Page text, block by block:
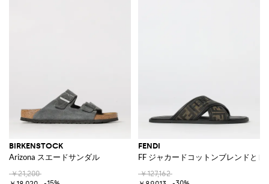
BIRKENSTOCK
Arizona スエードサンダル
￥21,200
FENDI
FF ジャカードコットンブレンドとレ
￥127,162